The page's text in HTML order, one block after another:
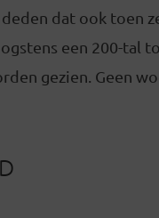
dat ook toen
een 200-tal
gezien. Geen